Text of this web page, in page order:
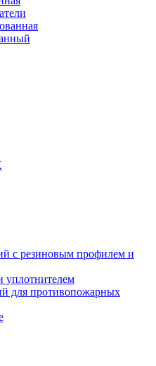
с резиновым профилем и
уплотнителем
для противопожарных